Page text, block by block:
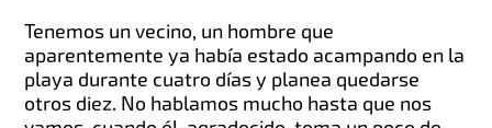
Tenemos un vecino, un hombre que
aparentemente ya había estado acampando en la
playa durante cuatro días y planea quedarse
otros diez. No hablamos mucho hasta que nos